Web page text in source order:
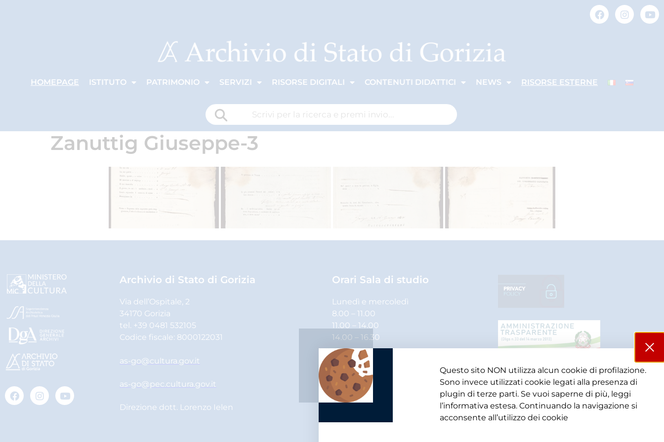
HOMEPAGE ISTITUTO PATRIMONIO SERVIZI RISORSE DIGITALI CONTENUTI DIDATTICI NEWS RISORSE ESTERNE
Zanuttig Giuseppe-3
Archivio di Stato di Gorizia
Via dell’Ospitale, 2
34170 Gorizia
tel. +39 0481 532105
Codice fiscale: 8000122031
as-go@cultura.gov.it
as-go@pec.cultura.gov.it
Direzione dott. Lorenzo Ielen
Orari Sala di studio
Lunedì e mercoledì
8.00 – 11.00
11.00 – 14.00
14.00 – 16.30
Martedì, giovedì e venerdì
8.00 – 11.00
11.00 – 14.00
Questo sito NON utilizza alcun cookie di profilazione.
Sono invece utilizzati cookie legati alla presenza di
plugin di terze parti. Se vuoi saperne di più, leggi
l’informativa estesa. Continuando la navigazione si
acconsente all’utilizzo dei cookie​